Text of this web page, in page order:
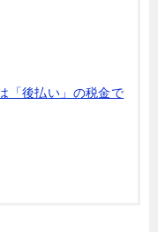
「後払い」の税金で